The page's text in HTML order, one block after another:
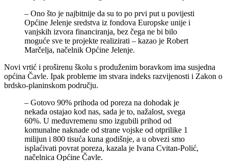
– Ono što je najbitnije da su to po prvi put u povijesti
Općine Jelenje sredstva iz fondova Europske unije i
vanjskih izvora financiranja, bez čega ne bi bilo
moguće sve te projekte realizirati – kazao je Robert
Marčelja, načelnik Općine Jelenje.
Novi vrtić i proširenu školu s produženim boravkom ima susjedna
općina Čavle. Ipak probleme im stvara indeks razvijenosti i Zakon o
brdsko-planinskom području.
– Gotovo 90% prihoda od poreza na dohodak je
nekada ostajao kod nas, sada je to, nažalost, svega
60%. U međuvremenu smo izgubili prihod od
komunalne naknade od strane vojske od otprilike 1
milijun i 800 tisuća kuna godišnje, a u obvezi smo
isplaćivati povrat poreza, kazala je Ivana Cvitan-Polić,
načelnica Općine Čavle.